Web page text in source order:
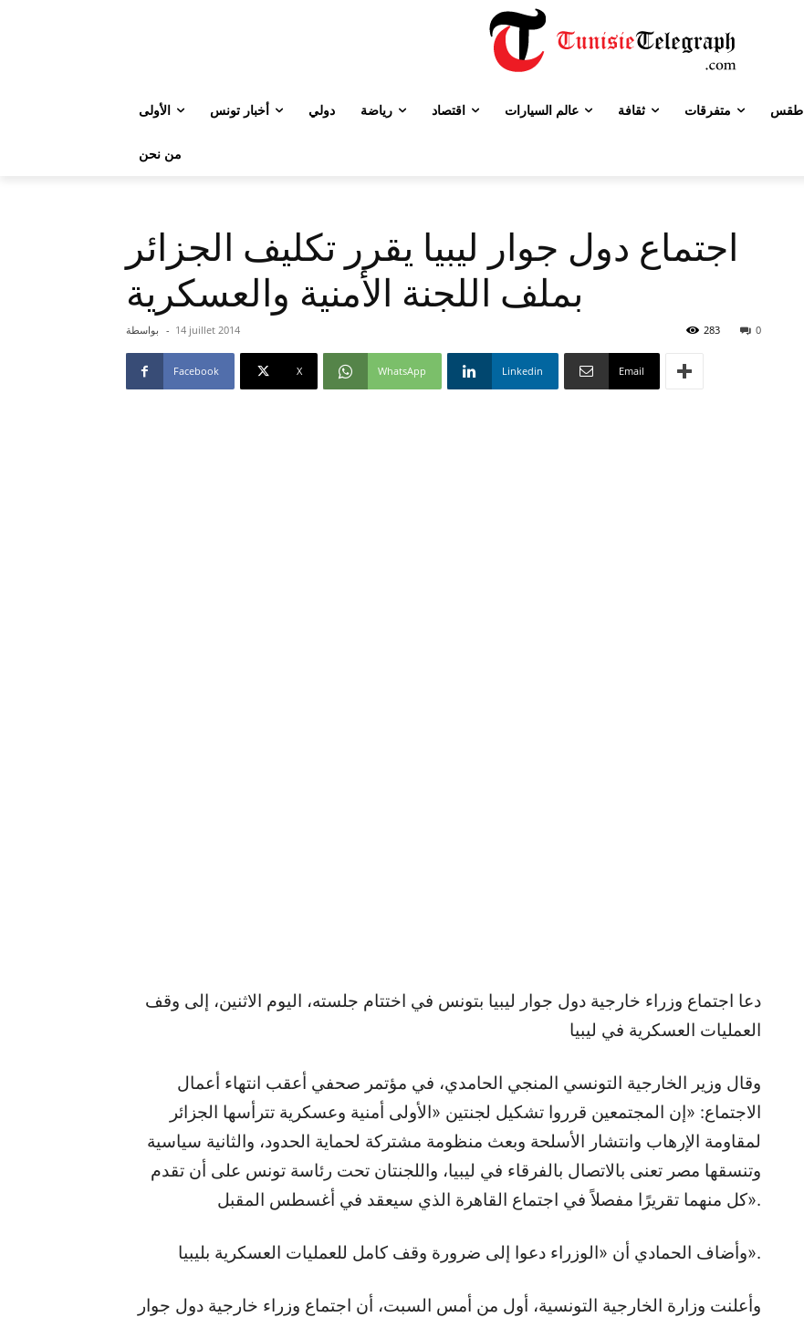
الأولى أخبار تونس دولي رياضة اقتصاد عالم السيارات ثقافة متفرقات طقس
من نحن
اجتماع دول جوار ليبيا يقرر تكليف الجزائر
بملف اللجنة الأمنية والعسكرية
بواسطة - 14 juillet 2014 0
283
Facebook X WhatsApp Linkedin Email
دعا اجتماع وزراء خارجية دول جوار ليبيا بتونس في اختتام جلسته، اليوم الاثنين، إلى وقف
العمليات العسكرية في ليبيا
وقال وزير الخارجية التونسي المنجي الحامدي، في مؤتمر صحفي أعقب انتهاء أعمال
الاجتماع: «إن المجتمعين قرروا تشكيل لجنتين «الأولى أمنية وعسكرية تترأسها الجزائر
لمقاومة الإرهاب وانتشار الأسلحة وبعث منظومة مشتركة لحماية الحدود، والثانية سياسية
وتنسقها مصر تعنى بالاتصال بالفرقاء في ليبيا، واللجنتان تحت رئاسة تونس على أن تقدم
كل منهما تقريرًا مفصلاً في اجتماع القاهرة الذي سيعقد في أغسطس المقبل».
وأضاف الحمادي أن «الوزراء دعوا إلى ضرورة وقف كامل للعمليات العسكرية بليبيا».
وأعلنت وزارة الخارجية التونسية، أول من أمس السبت، أن اجتماع وزراء خارجية دول جوار